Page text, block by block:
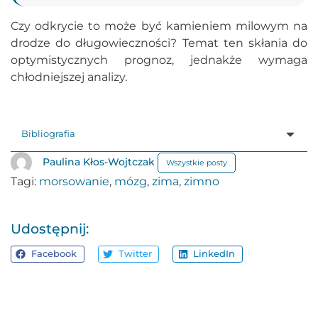
Czy odkrycie to może być kamieniem milowym na
drodze do długowieczności? Temat ten skłania do
optymistycznych prognoz, jednakże wymaga
chłodniejszej analizy.
Bibliografia
Paulina Kłos-Wojtczak Wszystkie posty
Tagi: morsowanie, mózg, zima, zimno
Udostępnij:
Facebook Twitter LinkedIn